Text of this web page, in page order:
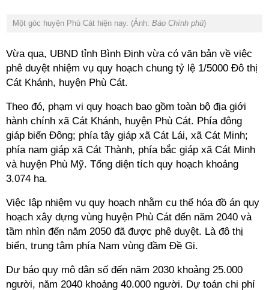
Một góc huyện Phù Cát hiện nay. (Ảnh: Báo Chính phủ)
Vừa qua, UBND tỉnh Bình Định vừa có văn bản về việc
phê duyệt nhiệm vụ quy hoạch chung tỷ lệ 1/5000 Đô thị
Cát Khánh, huyện Phù Cát.
Theo đó, phạm vi quy hoạch bao gồm toàn bộ địa giới
hành chính xã Cát Khánh, huyện Phù Cát. Phía đông
giáp biển Đông; phía tây giáp xã Cát Lái, xã Cát Minh;
phía nam giáp xã Cát Thành, phía bắc giáp xã Cát Minh
và huyện Phù Mỹ. Tổng diện tích quy hoạch khoảng
3.074 ha.
Việc lập nhiệm vụ quy hoạch nhằm cụ thể hóa đồ án quy
hoạch xây dựng vùng huyện Phù Cát đến năm 2040 và
tầm nhìn đến năm 2050 đã được phê duyệt. Là đô thị
biển, trung tâm phía Nam vùng đầm Đề Gi.
Dự báo quy mô dân số đến năm 2030 khoảng 25.000
người, năm 2040 khoảng 40.000 người. Dự toán chi phí